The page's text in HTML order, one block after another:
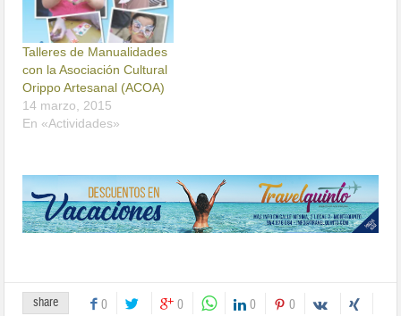
Talleres de Manualidades
con la Asociación Cultural
Orippo Artesanal (ACOA)
14 marzo, 2015
En «Actividades»
share 0 0 0 0